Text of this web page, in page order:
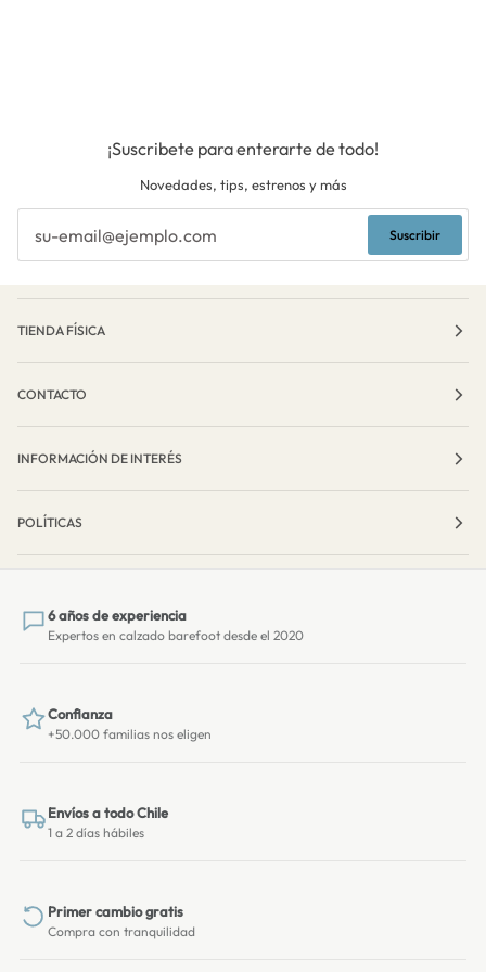
¡Suscribete para enterarte de todo!
Novedades, tips, estrenos y más
Suscribir
TIENDA FÍSICA
CONTACTO
INFORMACIÓN DE INTERÉS
POLÍTICAS
6 años de experiencia
Expertos en calzado barefoot desde el 2020
Confianza
+50.000 familias nos eligen
Envíos a todo Chile
1 a 2 días hábiles
Primer cambio gratis
Compra con tranquilidad